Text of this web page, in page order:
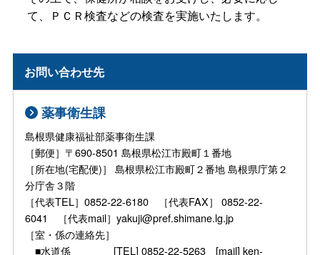
て、ＰＣＲ検査などの検査を実施いたします。
お問い合わせ先
薬事衛生課
島根県健康福祉部薬事衛生課
［郵便］〒690-8501 島根県松江市殿町１番地
［所在地(宅配便)］ 島根県松江市殿町２番地 島根県庁第２
分庁舎３階
［代表TEL］0852-22-6180 ［代表FAX］ 0852-22-
6041 ［代表mail］yakuji@pref.shimane.lg.jp
［室・係の連絡先］
■水道係 [TEL] 0852-22-5263 [mail] ken-